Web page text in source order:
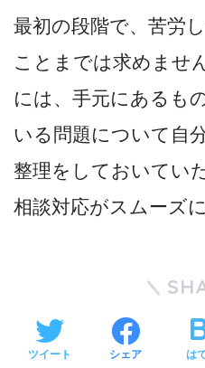
最初の段階で、苦労
ことまでは求めませ
には、手元にあるも
いる問題について自
整理をしておいてい
相談対応がスムーズ
ツイート シェア は